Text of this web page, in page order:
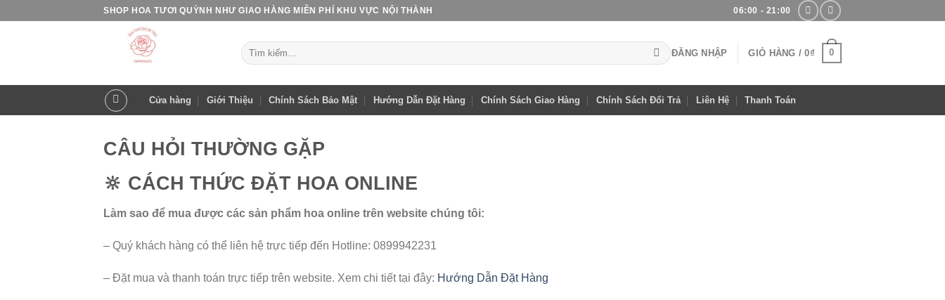
SHOP HOA TƯƠI QUỲNH NHƯ GIAO HÀNG MIỄN PHÍ KHU VỰC NỘI THÀNH 06:00 - 21:00
Tìm
kiếm:
ĐĂNG NHẬP GIỎ HÀNG /0₫ 0
Cửa hàng Giới Thiệu Chính Sách Bảo Mật Hướng Dẫn Đặt Hàng Chính Sách Giao Hàng Chính Sách Đổi Trả Liên Hệ Thanh Toán
CÂU HỎI THƯỜNG GẶP
🔆 CÁCH THỨC ĐẶT HOA ONLINE
Làm sao để mua được các sản phẩm hoa online trên website chúng tôi:
– Quý khách hàng có thể liên hệ trực tiếp đến Hotline: 0899942231
– Đặt mua và thanh toán trực tiếp trên website. Xem chi tiết tại đây: Hướng Dẫn Đặt Hàng